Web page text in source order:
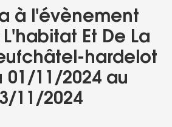
à l'évènement
Et De La
hardelot
01/11/2024 au
11/2024